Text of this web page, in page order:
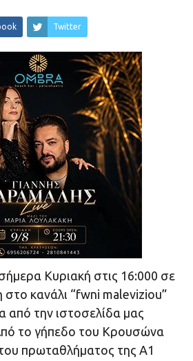
Twitter
Κυριακή στις 16:000 σε
κανάλι “fwni maleviziou”
από την ιστοσελίδα μας
πό το γήπεδο του Κρουσώνα
πρωταθλήματος της Α1